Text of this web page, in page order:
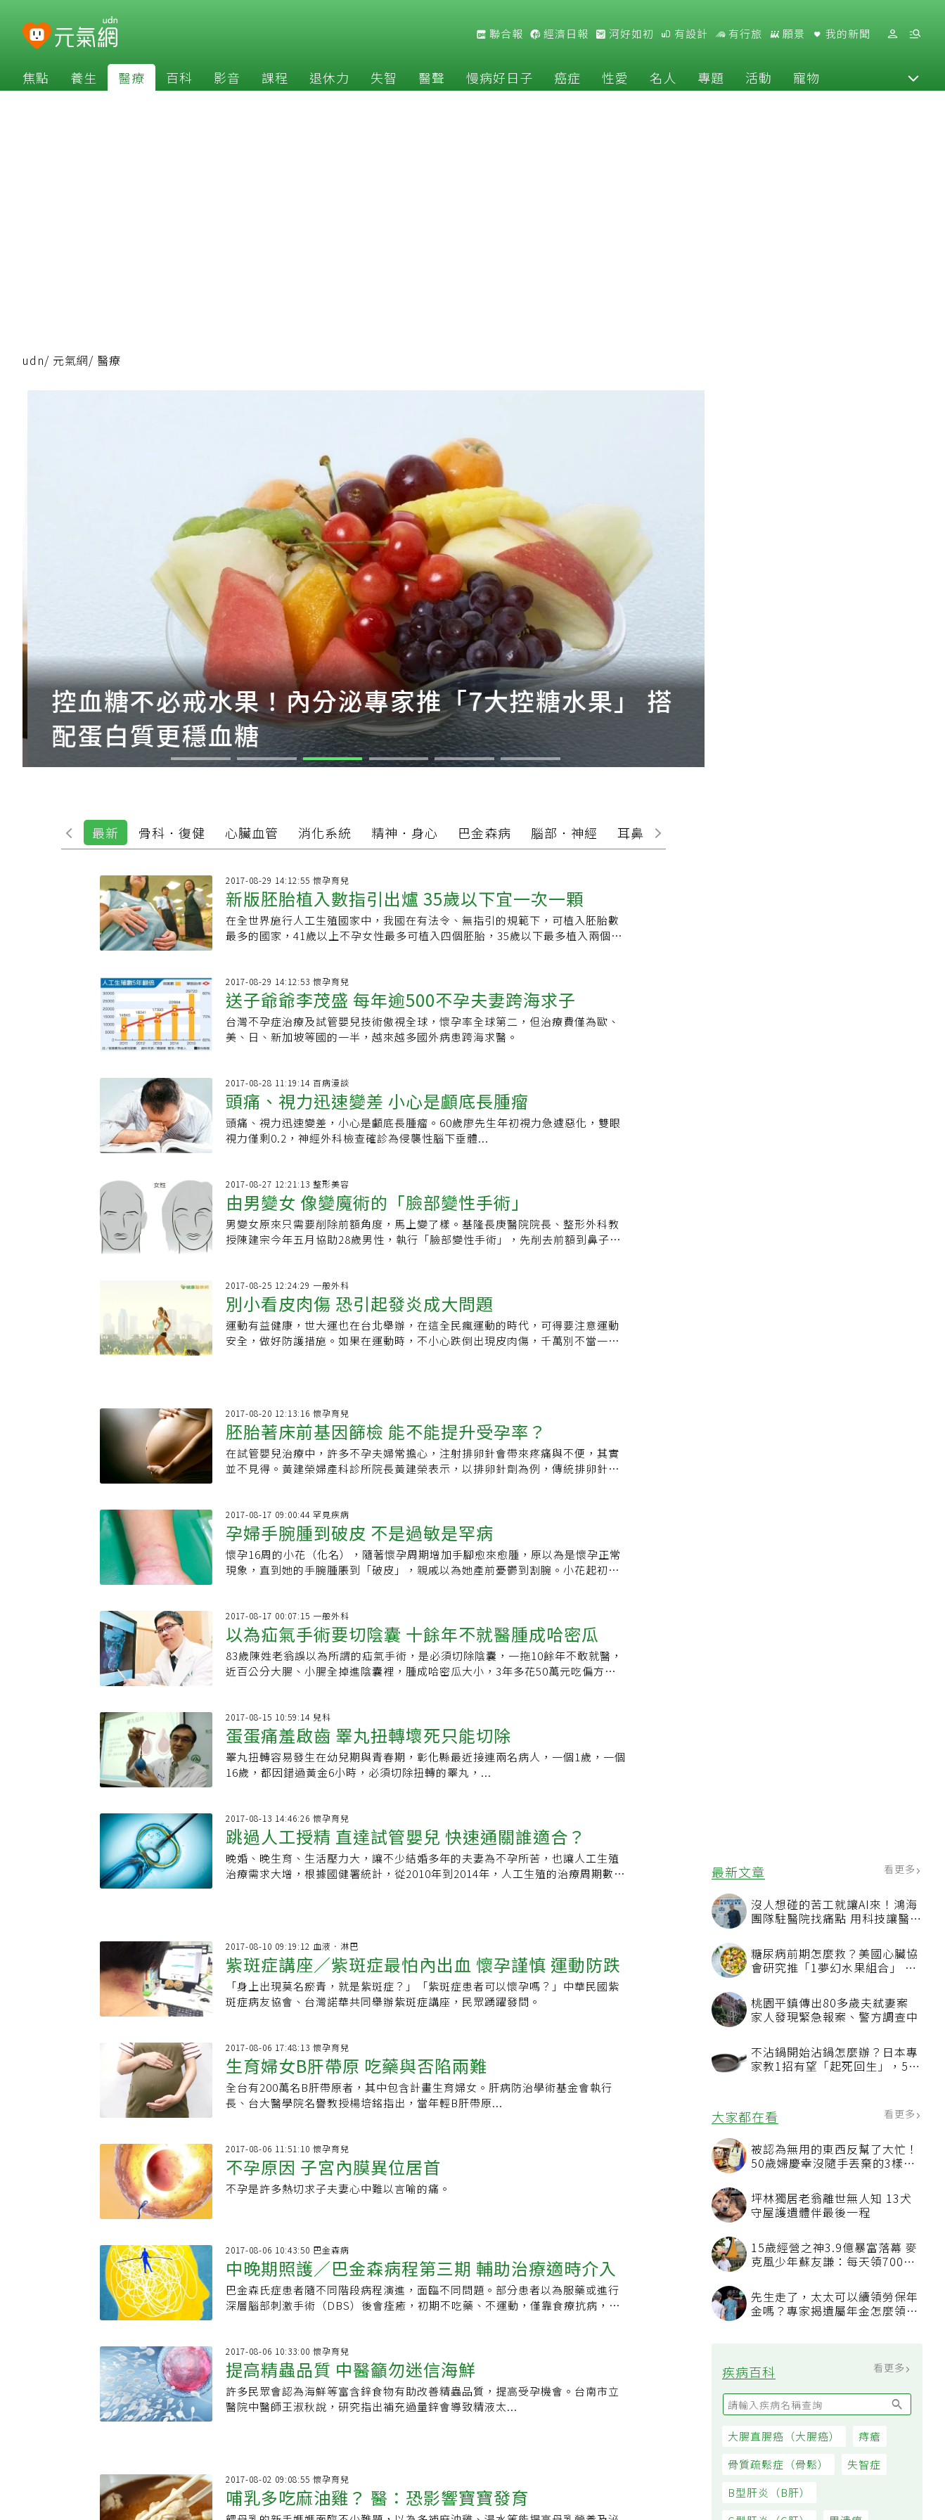
聯合報 經濟日報 河好如初 有設計 有行旅 願景 我的新聞
焦點 養生 醫療 百科 影音 課程 退休力 失智 醫聲 慢病好日子 癌症 性愛 名人 專題 活動 寵物
最新文章 看更多
沒人想碰的苦工就讓AI來！鴻海
團隊駐醫院找痛點 用科技讓醫療
糖尿病前期怎麼救？美國心臟協
會研究推「1夢幻水果組合」 酪
桃園平鎮傳出80多歲夫弒妻案
家人發現緊急報案、警方調查中
不沾鍋開始沾鍋怎麼辦？日本專
家教1招有望「起死回生」，5情
大家都在看 看更多
被認為無用的東西反幫了大忙！
50歲婦慶幸沒隨手丟棄的3樣物
坪林獨居老翁離世無人知 13犬
守屋護遺體伴最後一程
15歲經營之神3.9億暴富落幕 麥
克風少年蘇友謙：每天領700元
先生走了，太太可以續領勞保年
金嗎？專家揭遺屬年金怎麼領，
疾病百科 看更多
大腸直腸癌（大腸癌）
痔瘡
骨質疏鬆症（骨鬆）
失智症
B型肝炎（B肝）
udn/ 元氣網/ 醫療
控血糖不必戒水果！內分泌專家推「7大控糖水果」 搭
配蛋白質更穩血糖
最新 骨科．復健 心臟血管 消化系統 精神．身心 巴金森病 腦部．神經 耳鼻喉
2017-08-29 14:12:55 懷孕育兒
新版胚胎植入數指引出爐 35歲以下宜一次一顆
在全世界施行人工生殖國家中，我國在有法令、無指引的規範下，可植入胚胎數
最多的國家，41歲以上不孕女性最多可植入四個胚胎，35歲以下最多植入兩個胚
2017-08-29 14:12:53 懷孕育兒
送子爺爺李茂盛 每年逾500不孕夫妻跨海求子
台灣不孕症治療及試管嬰兒技術傲視全球，懷孕率全球第二，但治療費僅為歐、
美、日、新加坡等國的一半，越來越多國外病患跨海求醫。
2017-08-28 11:19:14 百病漫談
頭痛、視力迅速變差 小心是顱底長腫瘤
頭痛、視力迅速變差，小心是顱底長腫瘤。60歲廖先生年初視力急遽惡化，雙眼
視力僅剩0.2，神經外科檢查確診為侵襲性腦下垂體...
2017-08-27 12:21:13 整形美容
由男變女 像變魔術的「臉部變性手術」
男變女原來只需要削除前額角度，馬上變了樣。基隆長庚醫院院長、整形外科教
授陳建宗今年五月協助28歲男性，執行「臉部變性手術」，先削去前額到鼻子之
2017-08-25 12:24:29 一般外科
別小看皮肉傷 恐引起發炎成大問題
運動有益健康，世大運也在台北舉辦，在這全民瘋運動的時代，可得要注意運動
安全，做好防護措施。如果在運動時，不小心跌倒出現皮肉傷，千萬別不當一回
2017-08-20 12:13:16 懷孕育兒
胚胎著床前基因篩檢 能不能提升受孕率？
在試管嬰兒治療中，許多不孕夫婦常擔心，注射排卵針會帶來疼痛與不便，其實
並不見得。黃建榮婦產科診所院長黃建榮表示，以排卵針劑為例，傳統排卵針的
痛感外，也方便調整注射劑量，精密度較高。
2017-08-17 09:00:44 罕見疾病
孕婦手腕腫到破皮 不是過敏是罕病
懷孕16周的小花（化名），隨著懷孕周期增加手腳愈來愈腫，原以為是懷孕正常
現象，直到她的手腕腫脹到「破皮」，親戚以為她產前憂鬱到割腕。小花起初就
2017-08-17 00:07:15 一般外科
以為疝氣手術要切陰囊 十餘年不就醫腫成哈密瓜
83歲陳姓老翁誤以為所謂的疝氣手術，是必須切除陰囊，一拖10餘年不敢就醫，
近百公分大腸、小腸全掉進陰囊裡，腫成哈密瓜大小，3年多花50萬元吃偏方，反
2017-08-15 10:59:14 兒科
蛋蛋痛羞啟齒 睪丸扭轉壞死只能切除
睪丸扭轉容易發生在幼兒期與青春期，彰化縣最近接連兩名病人，一個1歲，一個
16歲，都因錯過黃金6小時，必須切除扭轉的睪丸，...
2017-08-13 14:46:26 懷孕育兒
跳過人工授精 直達試管嬰兒 快速通關誰適合？
晚婚、晚生育、生活壓力大，讓不少結婚多年的夫妻為不孕所苦，也讓人工生殖
治療需求大增，根據國健署統計，從2010年到2014年，人工生殖的治療周期數從
2017-08-10 09:19:12 血液．淋巴
紫斑症講座／紫斑症最怕內出血 懷孕謹慎 運動防跌
「身上出現莫名瘀青，就是紫斑症？」「紫斑症患者可以懷孕嗎？」中華民國紫
斑症病友協會、台灣諾華共同舉辦紫斑症講座，民眾踴躍發問。
2017-08-06 17:48:13 懷孕育兒
生育婦女B肝帶原 吃藥與否陷兩難
全台有200萬名B肝帶原者，其中包含計畫生育婦女。肝病防治學術基金會執行
長、台大醫學院名譽教授楊培銘指出，當年輕B肝帶原...
2017-08-06 11:51:10 懷孕育兒
不孕原因 子宮內膜異位居首
不孕是許多熱切求子夫妻心中難以言喻的痛。
2017-08-06 10:43:50 巴金森病
中晚期照護／巴金森病程第三期 輔助治療適時介入
巴金森氏症患者隨不同階段病程演進，面臨不同問題。部分患者以為服藥或進行
深層腦部刺激手術（DBS）後會痊癒，初期不吃藥、不運動，僅靠食療抗病，輕
2017-08-06 10:33:00 懷孕育兒
提高精蟲品質 中醫籲勿迷信海鮮
許多民眾會認為海鮮等富含鋅食物有助改善精蟲品質，提高受孕機會。台南市立
醫院中醫師王淑秋說，研究指出補充過量鋅會導致精液太...
2017-08-02 09:08:55 懷孕育兒
哺乳多吃麻油雞？ 醫：恐影響寶寶發育